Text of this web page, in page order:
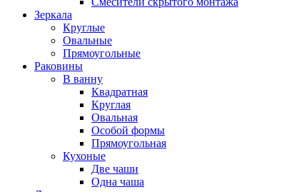
Зеркала
Круглые
Овальные
Прямоугольные
Раковины
В ванну
Квадратная
Круглая
Овальная
Особой формы
Прямоугольная
Кухоные
Две чаши
Одна чаша